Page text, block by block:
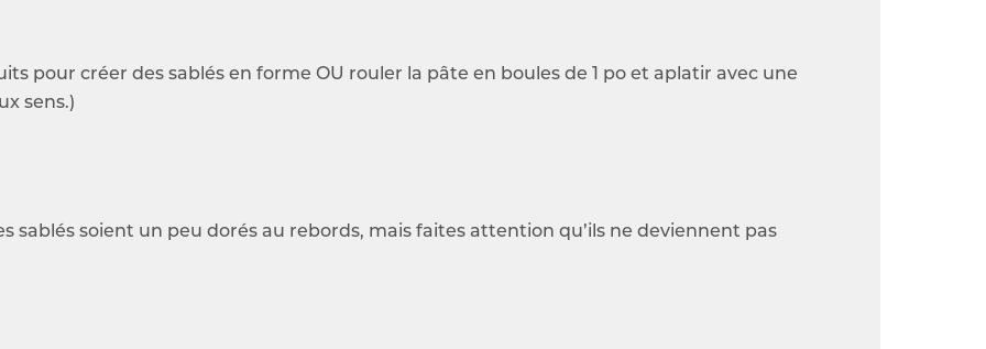
pour créer des sablés en forme OU rouler la pâte en boules de 1 po et aplatir avec une
sens.)
sablés soient un peu dorés au rebords, mais faites attention qu’ils ne deviennent pas